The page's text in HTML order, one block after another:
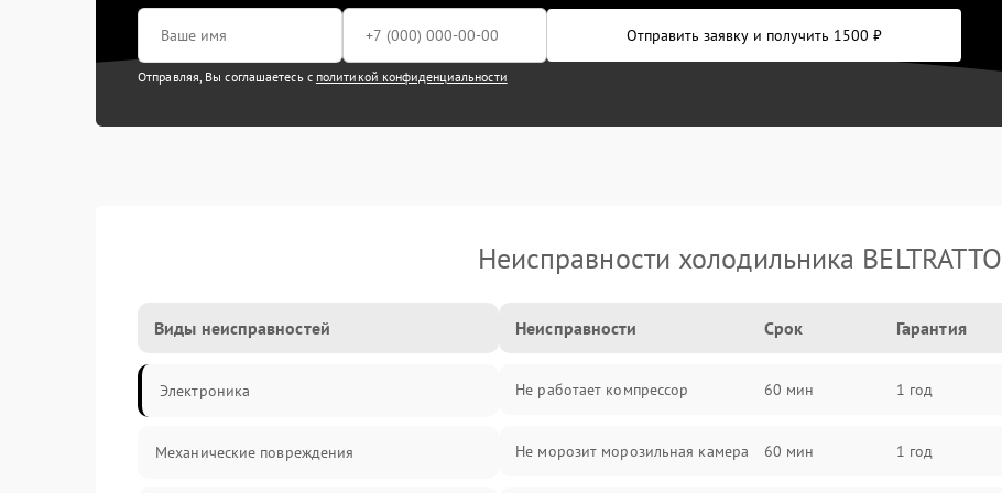
Отправить заявку и получить 1500 ₽
Отправляя, Вы соглашаетесь с политикой конфиденциальности
Неисправности холодильника BELTRATTO
Виды неисправностей
Электроника
Механические повреждения
Неисправности Срок Гарантия
Не работает компрессор 60 мин 1 год
Не морозит морозильная камера 60 мин 1 год